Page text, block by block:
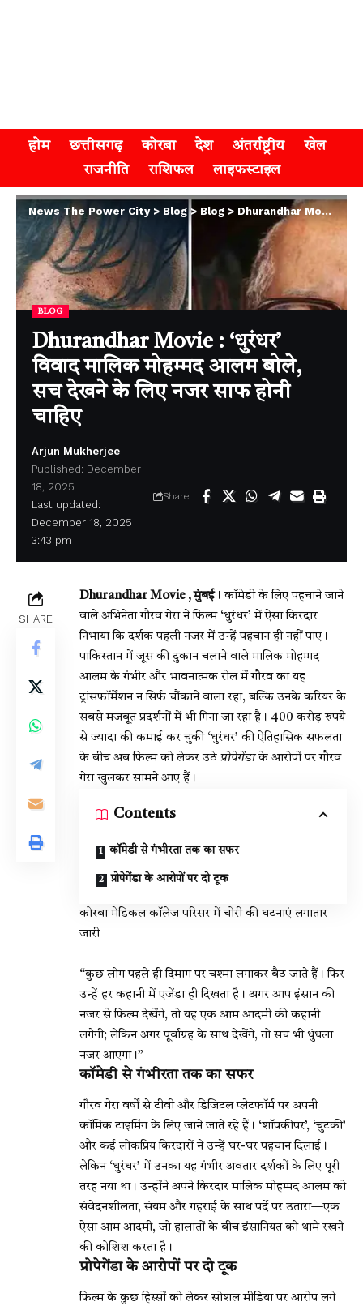
होम छत्तीसगढ़ कोरबा देश अंतर्राष्ट्रीय
खेल
राजनीति
राशिफल लाइफस्टाइल
News The Power City> Blog> Blog > Dhurandhar Movie : ‘धुरंधर’ विवाद मालिक मोहम्मद आलम बोले, सच देखने के लिए नजर साफ होनी चाहिए
BLOG
Dhurandhar Movie : ‘धुरंधर’
विवाद मालिक मोहम्मद आलम बोले,
सच देखने के लिए नजर साफ होनी
चाहिए
Last updated:
December 18, 2025
3:43 pm
Arjun Mukherjee
Published: December
18, 2025
Share
SHARE
Dhurandhar Movie , मुंबई। कॉमेडी के लिए पहचाने जाने
वाले अभिनेता गौरव गेरा ने फिल्म ‘धुरंधर’ में ऐसा किरदार
निभाया कि दर्शक पहली नजर में उन्हें पहचान ही नहीं पाए।
पाकिस्तान में जूस की दुकान चलाने वाले मालिक मोहम्मद
आलम के गंभीर और भावनात्मक रोल में गौरव का यह
ट्रांसफॉर्मेशन न सिर्फ चौंकाने वाला रहा, बल्कि उनके करियर के
सबसे मजबूत प्रदर्शनों में भी गिना जा रहा है। 400 करोड़ रुपये
से ज्यादा की कमाई कर चुकी ‘धुरंधर’ की ऐतिहासिक सफलता
के बीच अब फिल्म को लेकर उठे प्रोपेगेंडाके आरोपों पर गौरव
गेरा खुलकर सामने आए हैं।
Contents
कॉमेडी से गंभीरता तक का सफर
प्रोपेगेंडा के आरोपों पर दो टूक
कोरबा मेडिकल कॉलेज परिसर में चोरी की घटनाएं लगातार
जारी
“कुछ लोग पहले ही दिमाग पर चश्मा लगाकर बैठ जाते हैं। फिर
उन्हें हर कहानी में एजेंडा ही दिखता है। अगर आप इंसान की
नजर से फिल्म देखेंगे, तो यह एक आम आदमी की कहानी
लगेगी; लेकिन अगर पूर्वाग्रह के साथ देखेंगे, तो सच भी धुंधला
नजर आएगा।”
कॉमेडी से गंभीरता तक का सफर
गौरव गेरा वर्षों से टीवी और डिजिटल प्लेटफॉर्म पर अपनी
कॉमिक टाइमिंग के लिए जाने जाते रहे हैं। ‘शॉपकीपर’, ‘चुटकी’
और कई लोकप्रिय किरदारों ने उन्हें घर-घर पहचान दिलाई।
लेकिन ‘धुरंधर’ में उनका यह गंभीर अवतार दर्शकों के लिए पूरी
तरह नया था। उन्होंने अपने किरदार मालिक मोहम्मद आलम को
संवेदनशीलता, संयम और गहराई के साथ पर्दे पर उतारा—एक
ऐसा आम आदमी, जो हालातों के बीच इंसानियत को थामे रखने
की कोशिश करता है।
प्रोपेगेंडा के आरोपों पर दो टूक
फिल्म के कुछ हिस्सों को लेकर सोशल मीडिया पर आरोप लगे